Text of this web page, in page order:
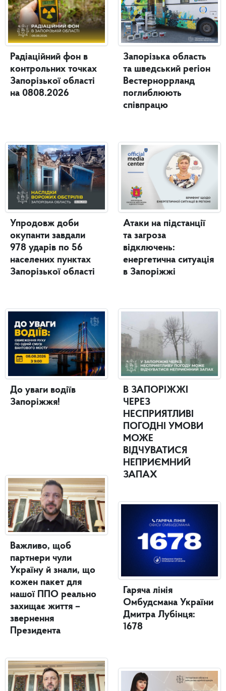
Радіаційний фон в
контрольних точках
Запорізької області
на 0808.2026
Упродовж доби
окупанти завдали
978 ударів по 56
населених пунктах
Запорізької області
До уваги водіїв
Запоріжжя!
Важливо, щоб
партнери чули
Україну й знали, що
кожен пакет для
нашої ППО реально
захищає життя –
звернення
Президента
Запорізька область
та шведський регіон
Вестерноррланд
поглиблюють
співпрацю
Атаки на підстанції
та загроза
відключень:
енергетична ситуація
в Запоріжжі
В ЗАПОРІЖЖІ
ЧЕРЕЗ
НЕСПРИЯТЛИВІ
ПОГОДНІ УМОВИ
МОЖЕ
ВІДЧУВАТИСЯ
НЕПРИЄМНИЙ
ЗАПАХ
Гаряча лінія
Омбудсмана України
Дмитра Лубінця:
1678